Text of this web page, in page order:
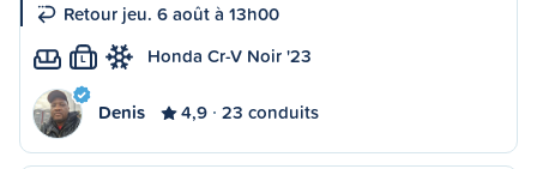
Retour jeu. 6 août à 13h00
L Honda Cr-V Noir '23
Denis 4,9 23 conduits